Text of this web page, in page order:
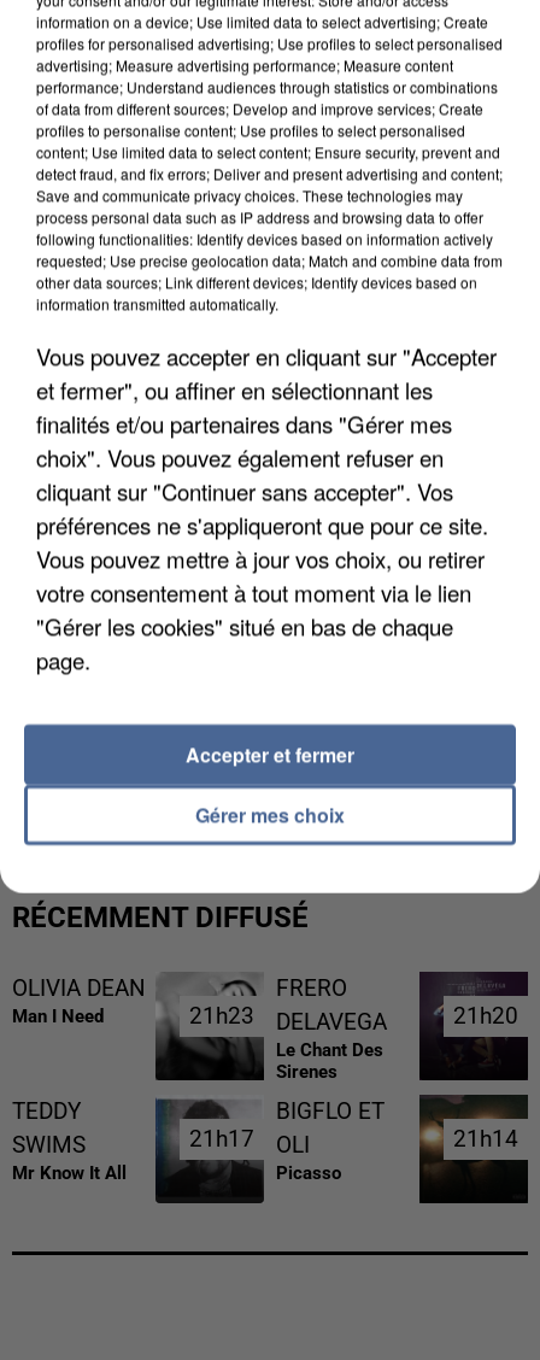
APRÈS TOUTES CES CANICULES, LES REFUGES
L’UN DES FONDATEURS SUPPOSÉS DE LA DZ
MAFIA INTERPELLÉ EN ALGÉRIE
RÉCEMMENT DIFFUSÉ
OLIVIA DEAN
Man I Need 21h23
21h23
FRERO
DELAVEGA
Le Chant Des
Sirenes
21h20
21h20
TEDDY
SWIMS
Mr Know It All
21h17
21h17
BIGFLO ET
OLI
Picasso
21h14
21h14
information on a device; Use limited data to select advertising; Create
profiles for personalised advertising; Use profiles to select personalised
advertising; Measure advertising performance; Measure content
performance; Understand audiences through statistics or combinations
of data from different sources; Develop and improve services; Create
profiles to personalise content; Use profiles to select personalised
content; Use limited data to select content; Ensure security, prevent and
detect fraud, and fix errors; Deliver and present advertising and content;
Save and communicate privacy choices. These technologies may
process personal data such as IP address and browsing data to offer
following functionalities: Identify devices based on information actively
requested; Use precise geolocation data; Match and combine data from
other data sources; Link different devices; Identify devices based on
information transmitted automatically.
Vous pouvez accepter en cliquant sur "Accepter
et fermer", ou affiner en sélectionnant les
finalités et/ou partenaires dans "Gérer mes
choix". Vous pouvez également refuser en
cliquant sur "Continuer sans accepter". Vos
préférences ne s'appliqueront que pour ce site.
Vous pouvez mettre à jour vos choix, ou retirer
votre consentement à tout moment via le lien
"Gérer les cookies" situé en bas de chaque
page.
Gérer mes choix
Accepter et fermer